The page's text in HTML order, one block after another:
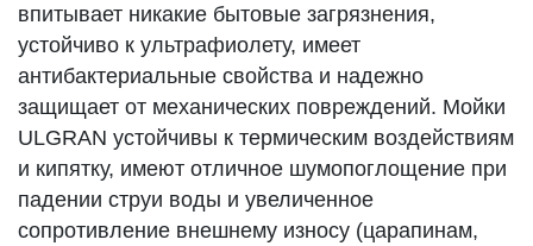
впитывает никакие бытовые загрязнения,
устойчиво к ультрафиолету, имеет
антибактериальные свойства и надежно
защищает от механических повреждений. Мойки
ULGRAN устойчивы к термическим воздействиям
и кипятку, имеют отличное шумопоглощение при
падении струи воды и увеличенное
сопротивление внешнему износу (царапинам,